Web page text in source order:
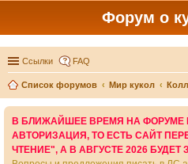
Форум о
Ссылки FAQ
Список форумов Мир кукол
В БЛИЖАЙШЕЕ ВРЕМЯ НА ФОРУМЕ
АВТОРИЗАЦИЯ, ТО ЕСТЬ САЙТ
ЧТЕНИЕ", А В АВГУСТЕ 2026